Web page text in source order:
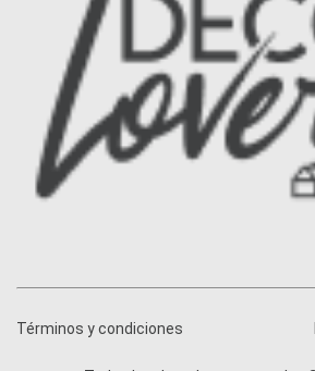
Términos y condiciones